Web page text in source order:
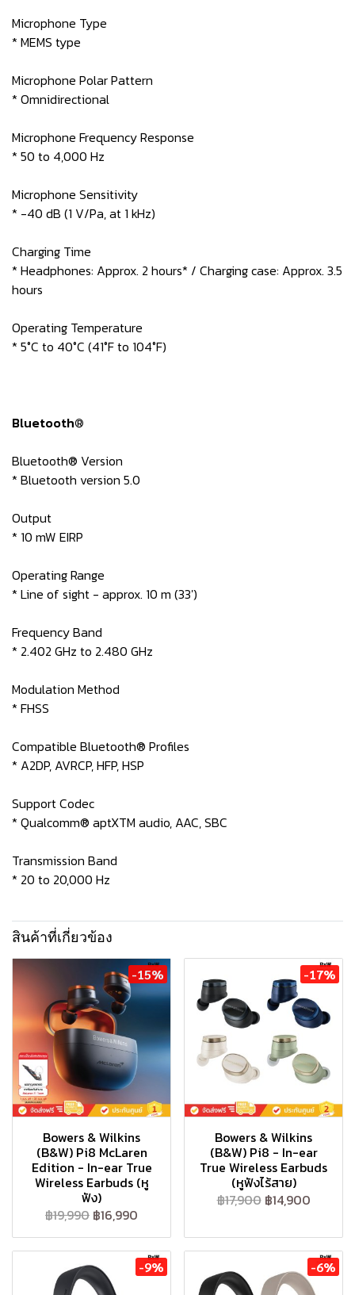
Microphone Type
* MEMS type
Microphone Polar Pattern
* Omnidirectional
Microphone Frequency Response
* 50 to 4,000 Hz
Microphone Sensitivity
* -40 dB (1 V/Pa, at 1 kHz)
Charging Time
* Headphones: Approx. 2 hours* / Charging case: Approx. 3.5
hours
Operating Temperature
* 5°C to 40°C (41°F to 104°F)
Bluetooth®
Bluetooth® Version
* Bluetooth version 5.0
Output
* 10 mW EIRP
Operating Range
* Line of sight - approx. 10 m (33')
Frequency Band
* 2.402 GHz to 2.480 GHz
Modulation Method
* FHSS
Compatible Bluetooth® Profiles
* A2DP, AVRCP, HFP, HSP
Support Codec
* Qualcomm® aptXTM audio, AAC, SBC
Transmission Band
* 20 to 20,000 Hz
สินค้าที่เกี่ยวข้อง
-15%
Bowers & Wilkins
(B&W) Pi8 McLaren
Edition - In-ear True
Wireless Earbuds (หู
ฟัง)
฿19,990 ฿16,990
-17%
Bowers & Wilkins
(B&W) Pi8 - In-ear
True Wireless Earbuds
(หูฟังไร้สาย)
฿17,900 ฿14,900
-9% -6%